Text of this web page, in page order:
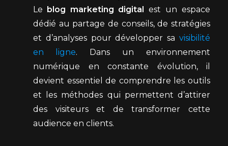
Le blog marketing digital est un espace
dédié au partage de conseils, de stratégies
et d’analyses pour développer sa visibilité
en ligne. Dans un environnement
numérique en constante évolution, il
devient essentiel de comprendre les outils
et les méthodes qui permettent d’attirer
des visiteurs et de transformer cette
audience en clients.